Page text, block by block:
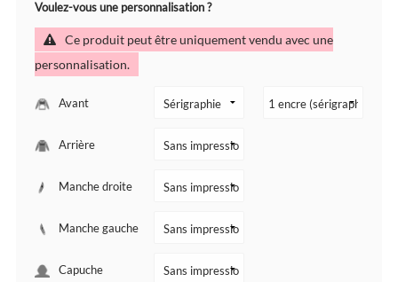
Voulez-vous une personnalisation ?
Ce produit peut être uniquement vendu avec une
personnalisation.
Avant
Arrière
Manche droite
Manche gauche
Capuche